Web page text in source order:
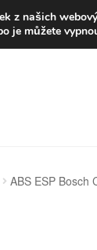
ABS ESP Bosch
z našich
je můžete